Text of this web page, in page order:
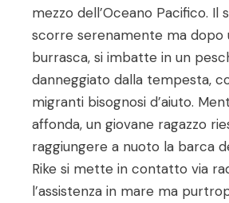
mezzo dell’Oceano Pacifico. Il
scorre serenamente ma dopo
burrasca, si imbatte in un
danneggiato dalla tempesta,
migranti bisognosi d’aiuto.
affonda, un giovane ragazzo
raggiungere a nuoto la barca
Rike si mette in contatto via
l’assistenza in mare ma